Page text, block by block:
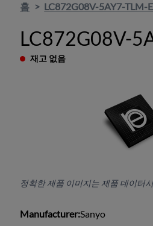
홈 LC872G08V-5AY7-TLM-E
LC872G08V-
재고 없음
정확한 제품 이미지는 제품 데이터
Manufacturer:Sanyo